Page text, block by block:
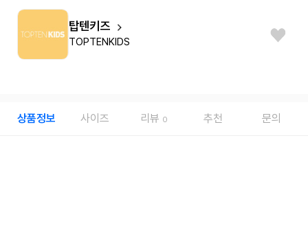
탑텐키즈
TOPTENKIDS
상품정보 사이즈 리뷰 0 추천 문의